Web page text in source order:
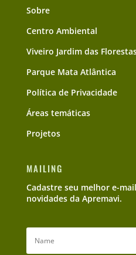
Sobre
Centro Ambiental
Viveiro Jardim das
Parque Mata Atlântica
Política de Privacidade
Áreas temáticas
Projetos
MAILING
Cadastre seu melhor e-
novidades da Apremavi.